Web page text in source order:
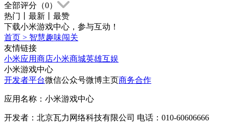
全部评分（0）
热门
最新
最赞
下载小米游戏中心，参与互动！
首页 > 智慧趣味闯关
友情链接
小米应用商店小米商城英雄互娱
小米游戏中心
开发者平台微信公众号微博主页商务合作
应用名称：小米游戏中心
开发者：北京瓦力网络科技有限公司 电话：010-60606666